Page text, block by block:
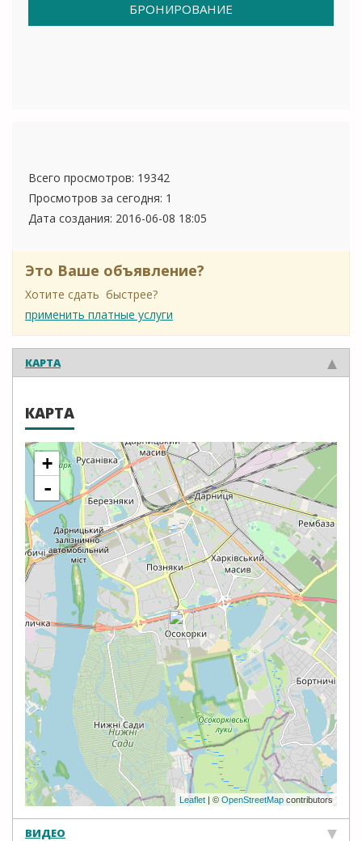
БРОНИРОВАНИЕ
Всего просмотров: 19342
Просмотров за сегодня: 1
Дата создания: 2016-06-08 18:05
Это Ваше объявление?
Хотите сдать быстрее?
применить платные услуги
КАРТА
КАРТА
+
-
Leaflet | © OpenStreetMap contributors
ВИДЕО